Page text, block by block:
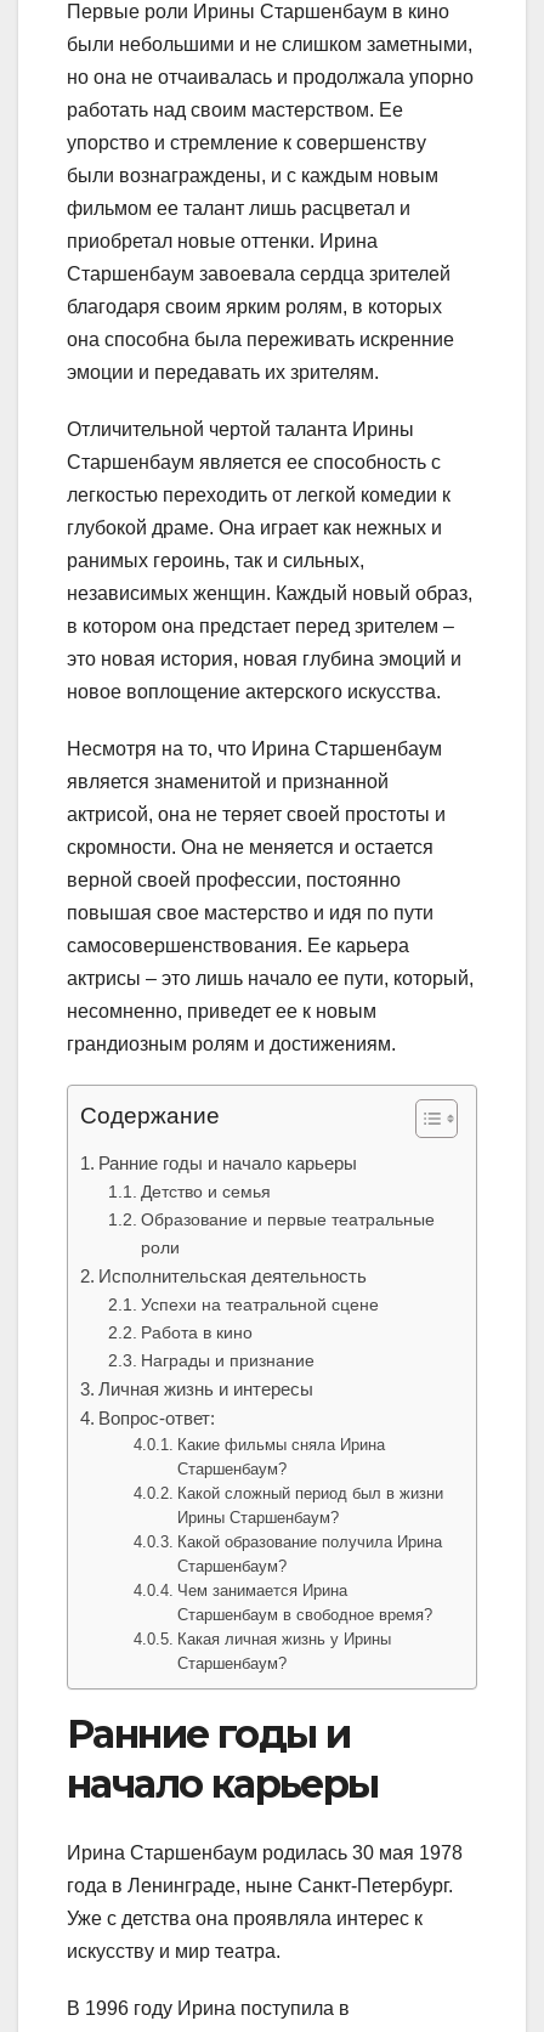
Первые роли Ирины Старшенбаум в кино
были небольшими и не слишком заметными,
но она не отчаивалась и продолжала упорно
работать над своим мастерством. Ее
упорство и стремление к совершенству
были вознаграждены, и с каждым новым
фильмом ее талант лишь расцветал и
приобретал новые оттенки. Ирина
Старшенбаум завоевала сердца зрителей
благодаря своим ярким ролям, в которых
она способна была переживать искренние
эмоции и передавать их зрителям.
Отличительной чертой таланта Ирины
Старшенбаум является ее способность с
легкостью переходить от легкой комедии к
глубокой драме. Она играет как нежных и
ранимых героинь, так и сильных,
независимых женщин. Каждый новый образ,
в котором она предстает перед зрителем –
это новая история, новая глубина эмоций и
новое воплощение актерского искусства.
Несмотря на то, что Ирина Старшенбаум
является знаменитой и признанной
актрисой, она не теряет своей простоты и
скромности. Она не меняется и остается
верной своей профессии, постоянно
повышая свое мастерство и идя по пути
самосовершенствования. Ее карьера
актрисы – это лишь начало ее пути, который,
несомненно, приведет ее к новым
грандиозным ролям и достижениям.
Содержание
Ранние годы и начало карьеры
Детство и семья
Образование и первые театральные
роли
Исполнительская деятельность
Успехи на театральной сцене
Работа в кино
Награды и признание
Личная жизнь и интересы
Вопрос-ответ:
Какие фильмы сняла Ирина
Старшенбаум?
Какой сложный период был в жизни
Ирины Старшенбаум?
Какой образование получила Ирина
Старшенбаум?
Чем занимается Ирина
Старшенбаум в свободное время?
Какая личная жизнь у Ирины
Старшенбаум?
Ранние годы и
начало карьеры
Ирина Старшенбаум родилась 30 мая 1978
года в Ленинграде, ныне Санкт-Петербург.
Уже с детства она проявляла интерес к
искусству и мир театра.
В 1996 году Ирина поступила в